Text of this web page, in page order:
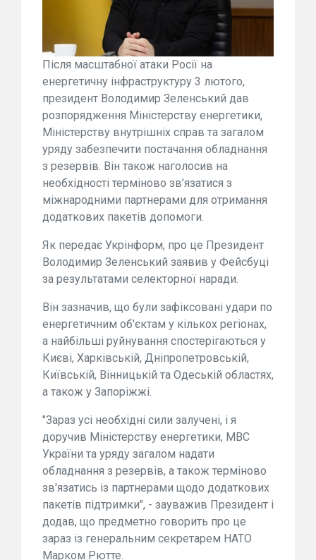
Після масштабної атаки Росії на
енергетичну інфраструктуру 3 лютого,
президент Володимир Зеленський дав
розпорядження Міністерству енергетики,
Міністерству внутрішніх справ та загалом
уряду забезпечити постачання обладнання
з резервів. Він також наголосив на
необхідності терміново зв’язатися з
міжнародними партнерами для отримання
додаткових пакетів допомоги.
Як передає Укрінформ, про це Президент
Володимир Зеленський заявив у Фейсбуці
за результатами селекторної наради.
Він зазначив, що були зафіксовані удари по
енергетичним об'єктам у кількох регіонах,
а найбільші руйнування спостерігаються у
Києві, Харківській, Дніпропетровській,
Київській, Вінницькій та Одеській областях,
а також у Запоріжжі.
"Зараз усі необхідні сили залучені, і я
доручив Міністерству енергетики, МВС
України та уряду загалом надати
обладнання з резервів, а також терміново
зв'язатись із партнерами щодо додаткових
пакетів підтримки", - зауважив Президент і
додав, що предметно говорить про це
зараз із генеральним секретарем НАТО
Марком Рютте.